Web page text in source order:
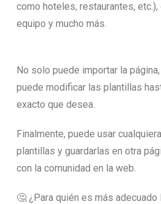
como hoteles, restaurantes,
equipo y mucho más.
No solo puede importar la
puede modificar las plantillas
exacto que desea.
Finalmente, puede usar
plantillas y guardarlas en otra
con la comunidad en la web.
🤔 ¿Para quién es más adecuado